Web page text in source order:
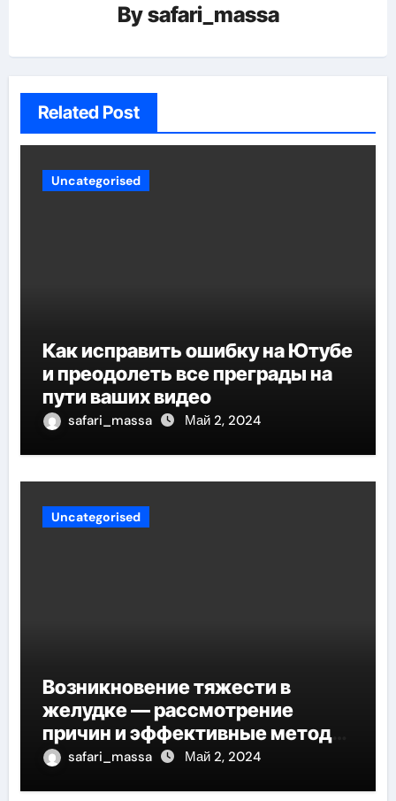
Bysafari_massa
Related Post
Uncategorised
Как исправить ошибку на Ютубе
и преодолеть все преграды на
пути ваших видео
safari_massa Май 2, 2024
Uncategorised
Возникновение тяжести в
желудке — рассмотрение
причин и эффективные методы
снятия дискомфорта
safari_massa Май 2, 2024